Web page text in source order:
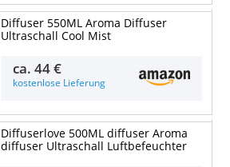
Diffuser 550ML Aroma Diffuser
Ultraschall Cool Mist
ca.44 €
kostenlose Lieferung
Diffuserlove 500ML diffuser Aroma
diffuser Ultraschall Luftbefeuchter